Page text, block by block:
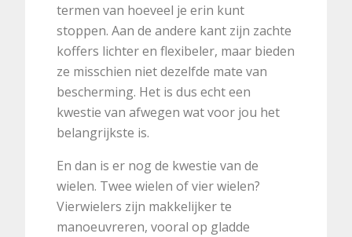
termen van hoeveel je erin kunt
stoppen. Aan de andere kant zijn zachte
koffers lichter en flexibeler, maar bieden
ze misschien niet dezelfde mate van
bescherming. Het is dus echt een
kwestie van afwegen wat voor jou het
belangrijkste is.
En dan is er nog de kwestie van de
wielen. Twee wielen of vier wielen?
Vierwielers zijn makkelijker te
manoeuvreren, vooral op gladde